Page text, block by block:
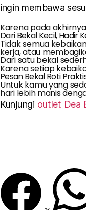
ingin membawa
Karena pada
Dari Bekal Kecil, Hadir
Tidak semua
kerja, atau
Dari satu bekal
Karena setiap
Pesan Bekal Roti
Untuk kamu yang
hari lebih manis
Kunjungi outlet Dea